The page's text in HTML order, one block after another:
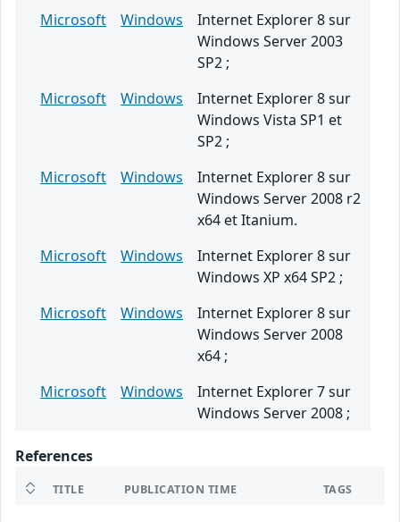
Microsoft
Windows
Internet Explorer 8 sur
Windows Server 2003
SP2 ;
Microsoft
Windows
Internet Explorer 8 sur
Windows Vista SP1 et
SP2 ;
Microsoft
Windows
Internet Explorer 8 sur
Windows Server 2008 r2
x64 et Itanium.
Microsoft
Windows
Internet Explorer 8 sur
Windows XP x64 SP2 ;
Microsoft
Windows
Internet Explorer 8 sur
Windows Server 2008
x64 ;
Microsoft
Windows
Internet Explorer 7 sur
Windows Server 2008 ;
References
TITLE PUBLICATION TIME TAGS